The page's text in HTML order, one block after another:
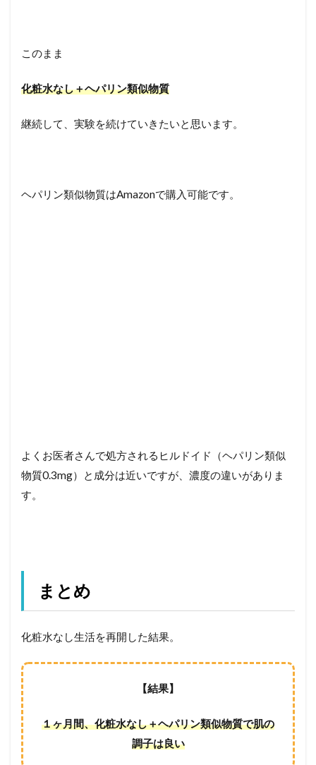
このまま
化粧水なし＋ヘパリン類似物質
継続して、実験を続けていきたいと思います。
ヘパリン類似物質はAmazonで購入可能です。
よくお医者さんで処方されるヒルドイド（ヘパリン類似
物質0.3mg）と成分は近いですが、濃度の違いがありま
す。
まとめ
化粧水なし生活を再開した結果。
【結果】
１ヶ月間、化粧水なし＋ヘパリン類似物質で肌の
調子は良い